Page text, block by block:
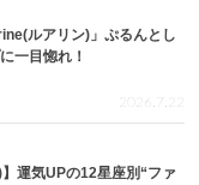
ルアリン)」ぷるんとし
一目惚れ！
2026.7.22
運気UPの12星座別“ファ